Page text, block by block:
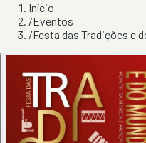
Início
/Eventos
/Festa das Tradições e